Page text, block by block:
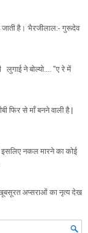
जाती है। भैरजीलाल:- गुरूदेव
ने बोल्यो.... "ए रे में
फिर से माँ बनने वाली है |
इसलिए नकल मारने का कोई
खूबसूरत अप्सराओं का नृत्य देख